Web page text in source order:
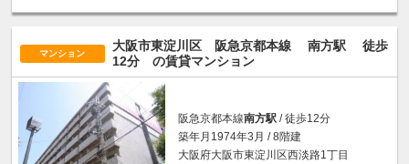
マンション
大阪市東淀川区 阪急京都本線 南方駅
徒歩
12分 の賃貸マンション
阪急京都本線南方駅 / 徒歩12分
築年月1974年3月 / 8階建
大阪府大阪市東淀川区西淡路1丁目